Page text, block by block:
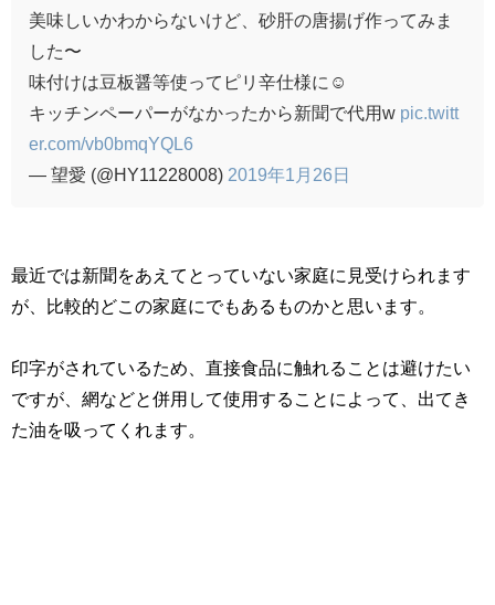
美味しいかわからないけど、砂肝の唐揚げ作ってみま
した〜
味付けは豆板醤等使ってピリ辛仕様に☺️
キッチンペーパーがなかったから新聞で代用w pic.twitt
er.com/vb0bmqYQL6
— 望愛 (@HY11228008) 2019年1月26日
最近では新聞をあえてとっていない家庭に見受けられます
が、比較的どこの家庭にでもあるものかと思います。
印字がされているため、直接食品に触れることは避けたい
ですが、網などと併用して使用することによって、出てき
た油を吸ってくれます。